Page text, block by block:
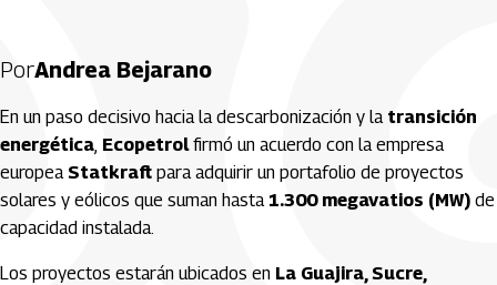
PorAndrea Bejarano
En un paso decisivo hacia la descarbonización y latransición
energética, Ecopetrolfirmó un acuerdo con la empresa
europeaStatkraft para adquirir un portafolio de proyectos
solares y eólicos que suman hasta1.300 megavatios (MW) de
capacidad instalada.
Los proyectos estarán ubicados en La Guajira, Sucre,